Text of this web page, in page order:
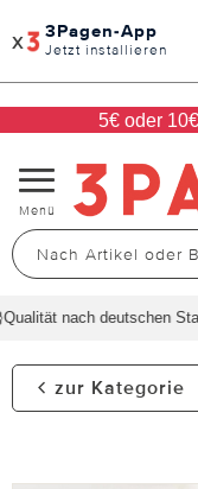
x 3Pagen-App
Jetzt installieren
5€ oder
Navigation
umschalten
Menü
nach deutschen
zur Kategorie